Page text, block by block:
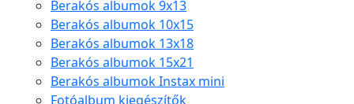
Berakós albumok 9x13
Berakós albumok 10x15
Berakós albumok 13x18
Berakós albumok 15x21
Berakós albumok Instax mini
Fotóalbum kiegészítők